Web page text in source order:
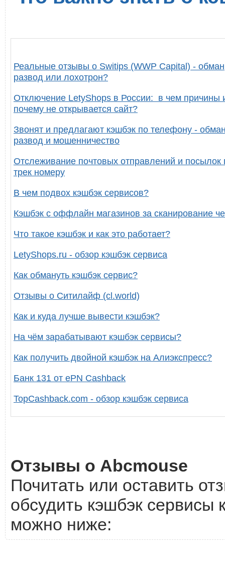
Реальные отзывы о Switips (WWP Capital) -
развод или лохотрон?
Отключение LetyShops в России: в чем причины
почему не открывается сайт?
Звонят и предлагают кэшбэк по телефону -
развод и мошенничество
Отслеживание почтовых отправлений и посылок
трек номеру
В чем подвох кэшбэк сервисов?
Кэшбэк с оффлайн магазинов за сканирование
Что такое кэшбэк и как это работает?
LetyShops.ru - обзор кэшбэк сервиса
Как обмануть кэшбэк сервис?
Отзывы о Ситилайф (cl.world)
Как и куда лучше вывести кэшбэк?
На чём зарабатывают кэшбэк сервисы?
Как получить двойной кэшбэк на Алиэкспресс?
Банк 131 от ePN Cashback
TopCashback.com - обзор кэшбэк сервиса
Отзывы о Abcmouse
Почитать или оставить
обсудить кэшбэк сервисы
можно ниже: